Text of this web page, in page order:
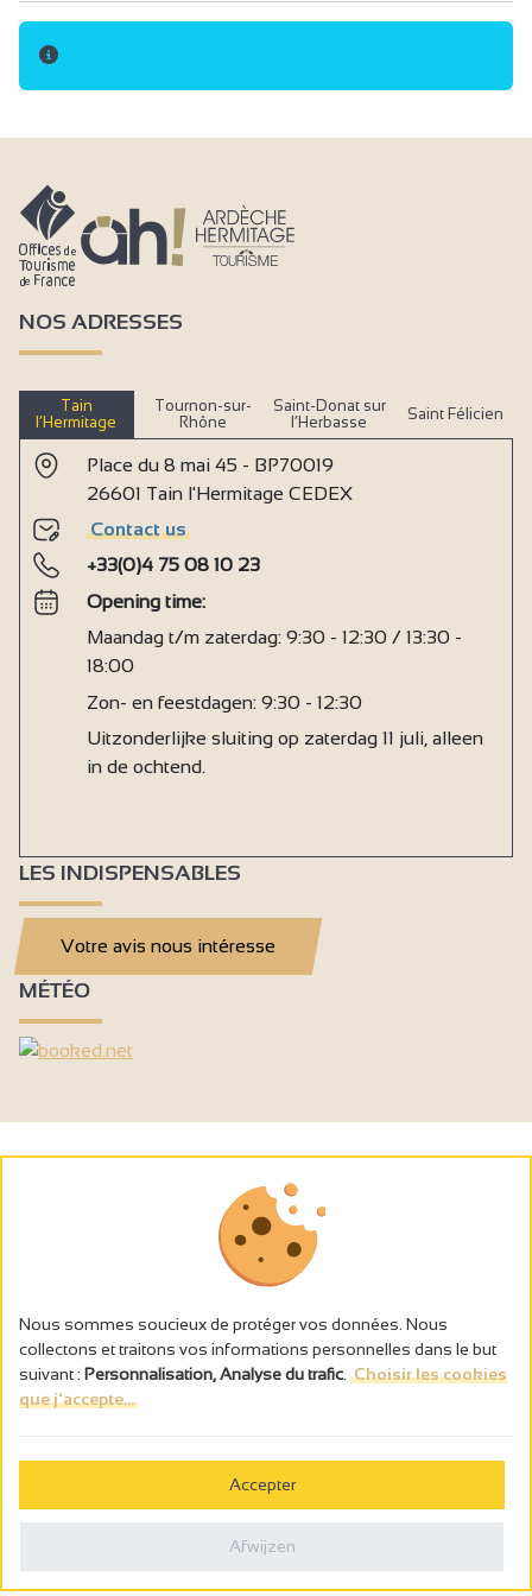
Balkon
Living / eetkamer
Slaapbank
Babybed
Handdoeken inclusief
Oven
Afzuigkap
Privé wasmachine
Afwasmachine
Strijkijzer en -plank
Magnetron
Koelkast
Centrale verwarming
Haard / Houtkachel
Televisieaansluiting
Televisie
Wifi Internet
1 badkamer (privé)
Aparte WC
Airco
NOS ADRESSES
Tain
l’Hermitage
Tournon-sur-
Rhône
Saint-Donat sur
l’Herbasse
Saint Félicien
Place du 8 mai 45 - BP70019
26601 Tain l'Hermitage CEDEX
Contact us
+33(0)4 75 08 10 23
Opening time:
Maandag t/m zaterdag: 9:30 - 12:30 / 13:30 -
18:00
Zon- en feestdagen: 9:30 - 12:30
Uitzonderlijke sluiting op zaterdag 11 juli, alleen
in de ochtend.
LES INDISPENSABLES
Votre avis nous intéresse
MÉTÉO
L’abus d’alcool est dangereux pour la santé, à consommer avec
Politique de confidentialité
Nous sommes soucieux de protéger vos données. Nous
collectons et traitons vos informations personnelles dans le but
suivant : Personnalisation, Analyse du trafic Choisir les cookies
que j'accepte...
Accepter
Afwijzen